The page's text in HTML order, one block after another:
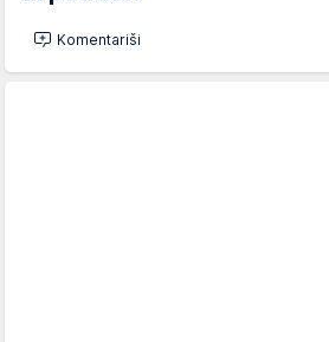
Komentariši